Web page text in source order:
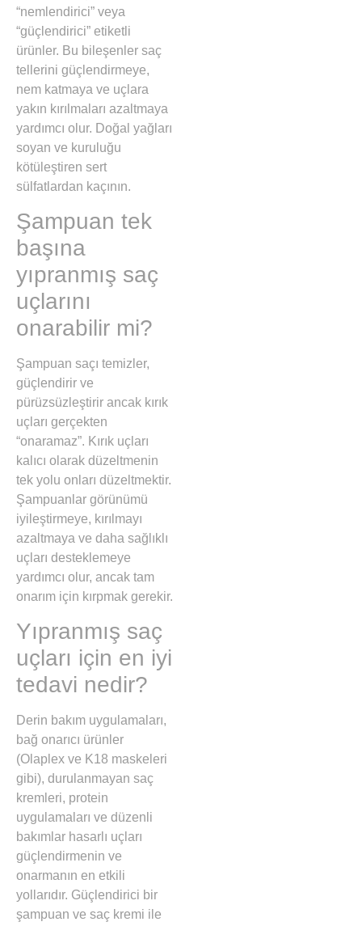
“nemlendirici” veya
“güçlendirici” etiketli
ürünler. Bu bileşenler saç
tellerini güçlendirmeye,
nem katmaya ve uçlara
yakın kırılmaları azaltmaya
yardımcı olur. Doğal yağları
soyan ve kuruluğu
kötüleştiren sert
sülfatlardan kaçının.
Şampuan tek
başına
yıpranmış saç
uçlarını
onarabilir mi?
Şampuan saçı temizler,
güçlendirir ve
pürüzsüzleştirir ancak kırık
uçları gerçekten
“onaramaz”. Kırık uçları
kalıcı olarak düzeltmenin
tek yolu onları düzeltmektir.
Şampuanlar görünümü
iyileştirmeye, kırılmayı
azaltmaya ve daha sağlıklı
uçları desteklemeye
yardımcı olur, ancak tam
onarım için kırpmak gerekir.
Yıpranmış saç
uçları için en iyi
tedavi nedir?
Derin bakım uygulamaları,
bağ onarıcı ürünler
(Olaplex ve K18 maskeleri
gibi), durulanmayan saç
kremleri, protein
uygulamaları ve düzenli
bakımlar hasarlı uçları
güçlendirmenin ve
onarmanın en etkili
yollarıdır. Güçlendirici bir
şampuan ve saç kremi ile